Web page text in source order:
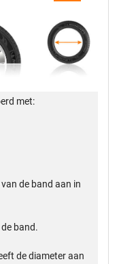
met:
de band aan in
band.
de diameter aan